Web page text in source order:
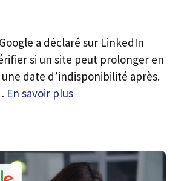
a déclaré sur LinkedIn
si un site peut prolonger en
date d’indisponibilité après.
En savoir plus